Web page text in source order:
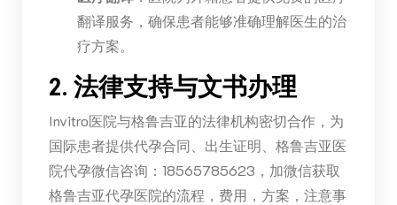
翻译服务，确保患者能够准确理解医生的治
疗方案。
2. 法律支持与文书办理
Invitro医院与格鲁吉亚的法律机构密切合作，为
国际患者提供代孕合同、出生证明、格鲁吉亚医
院代孕微信咨询：18565785623，加微信获取
格鲁吉亚代孕医院的流程，费用，方案，注意事